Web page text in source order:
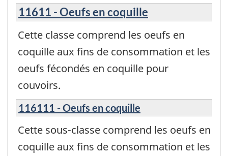
11611 - Oeufs en coquille
Cette classe comprend les oeufs en
coquille aux fins de consommation et les
oeufs fécondés en coquille pour
couvoirs.
116111 - Oeufs en coquille
Cette sous-classe comprend les oeufs en
coquille aux fins de consommation et les